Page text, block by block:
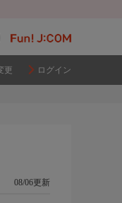
更 ログイン
08/06更新